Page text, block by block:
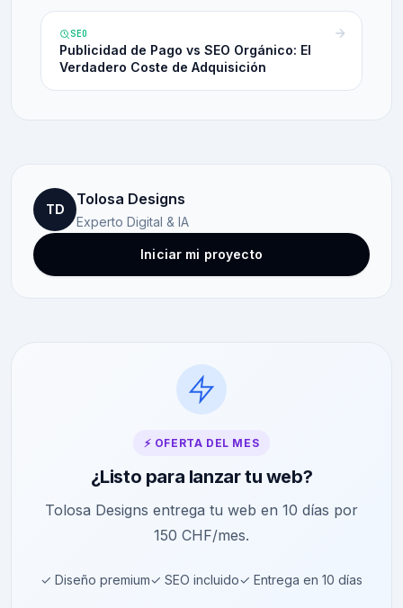
SEO
Publicidad de Pago vs SEO Orgánico: El
Verdadero Coste de Adquisición
TD
Tolosa Designs
Experto Digital & IA
Iniciar mi proyecto
⚡ OFERTA DEL MES
¿Listo para lanzar tu web?
Tolosa Designs entrega tu web en 10 días por
150 CHF/mes.
✓ Diseño premium✓ SEO incluido✓ Entrega en 10 días